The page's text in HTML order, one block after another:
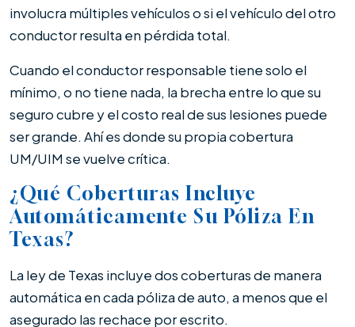
involucra múltiples vehículos o si el vehículo del otro
conductor resulta en pérdida total.
Cuando el conductor responsable tiene solo el
mínimo, o no tiene nada, la brecha entre lo que su
seguro cubre y el costo real de sus lesiones puede
ser grande. Ahí es donde su propia cobertura
UM/UIM se vuelve crítica.
¿Qué Coberturas Incluye
Automáticamente Su Póliza En
Texas?
La ley de Texas incluye dos coberturas de manera
automática en cada póliza de auto, a menos que el
asegurado las rechace por escrito.